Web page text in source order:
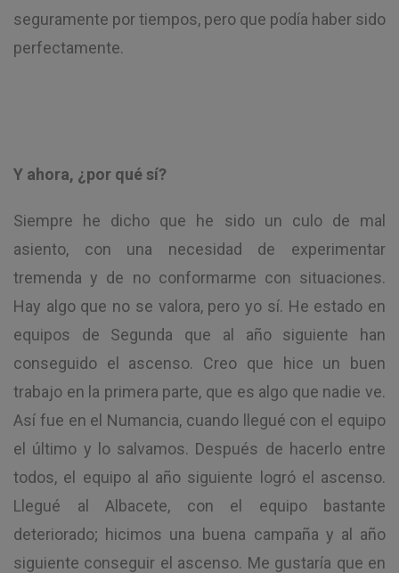
seguramente por tiempos, pero que podía haber sido
perfectamente.
Y ahora, ¿por qué sí?
Siempre he dicho que he sido un culo de mal
asiento, con una necesidad de experimentar
tremenda y de no conformarme con situaciones.
Hay algo que no se valora, pero yo sí. He estado en
equipos de Segunda que al año siguiente han
conseguido el ascenso. Creo que hice un buen
trabajo en la primera parte, que es algo que nadie ve.
Así fue en el Numancia, cuando llegué con el equipo
el último y lo salvamos. Después de hacerlo entre
todos, el equipo al año siguiente logró el ascenso.
Llegué al Albacete, con el equipo bastante
deteriorado; hicimos una buena campaña y al año
siguiente conseguir el ascenso. Me gustaría que en